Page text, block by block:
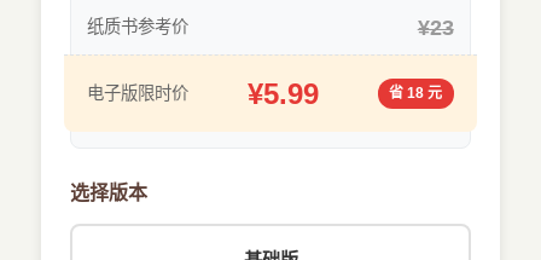
纸质书参考价 ¥23
电子版限时价 ¥5.99 省 18 元
选择版本